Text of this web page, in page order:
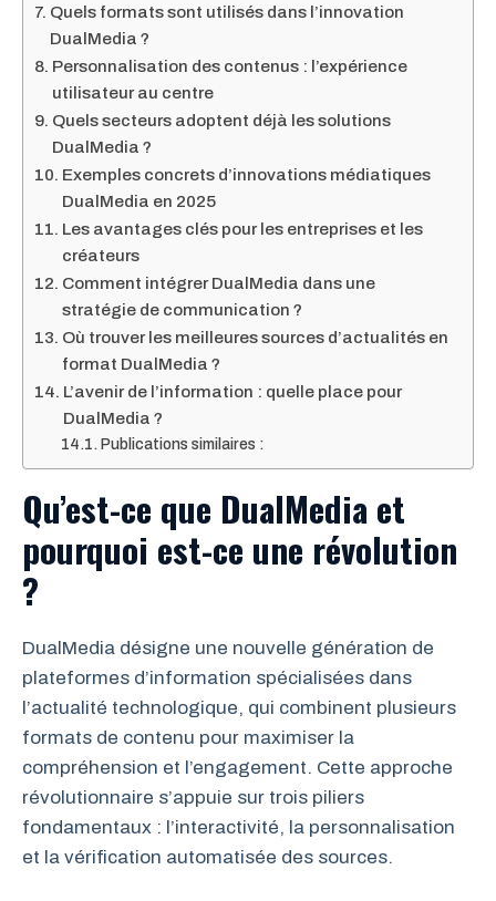
Quels formats sont utilisés dans l’innovation
DualMedia ?
Personnalisation des contenus : l’expérience
utilisateur au centre
Quels secteurs adoptent déjà les solutions
DualMedia ?
Exemples concrets d’innovations médiatiques
DualMedia en 2025
Les avantages clés pour les entreprises et les
créateurs
Comment intégrer DualMedia dans une
stratégie de communication ?
Où trouver les meilleures sources d’actualités en
format DualMedia ?
L’avenir de l’information : quelle place pour
DualMedia ?
Publications similaires :
Qu’est-ce que DualMedia et
pourquoi est-ce une révolution
?
DualMedia désigne une nouvelle génération de
plateformes d’information spécialisées dans
l’actualité technologique, qui combinent plusieurs
formats de contenu pour maximiser la
compréhension et l’engagement. Cette approche
révolutionnaire s’appuie sur trois piliers
fondamentaux : l’interactivité, la personnalisation
et la vérification automatisée des sources.